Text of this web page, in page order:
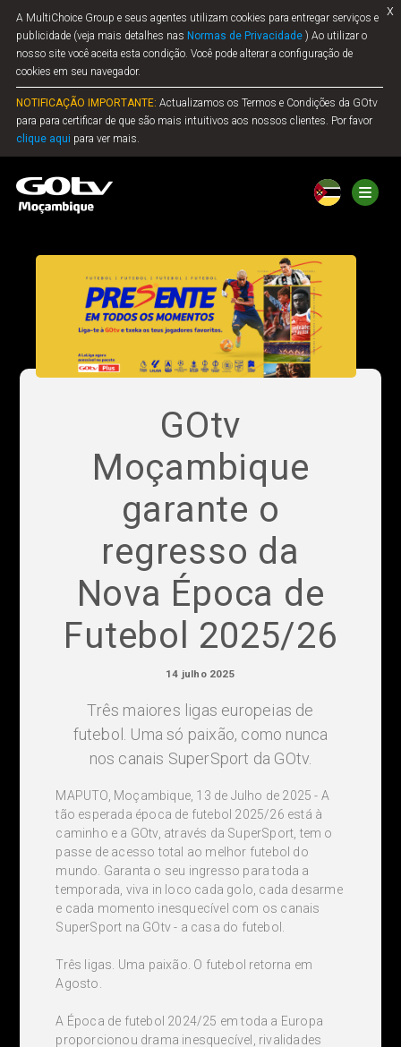
A MultiChoice Group e seus agentes utilizam cookies para entregar serviços e
publicidade (veja mais detalhes nas Normas de Privacidade ) Ao utilizar o
nosso site você aceita esta condição. Você pode alterar a configuração de
cookies em seu navegador.
NOTIFICAÇÃO IMPORTANTE: Actualizamos os Termos e Condições da GOtv
para para certificar de que são mais intuitivos aos nossos clientes. Por favor
clique aqui para ver mais.
x
GOtv
Moçambique
garante o
regresso da
Nova Época de
Futebol 2025/26
14 julho 2025
Três maiores ligas europeias de
futebol. Uma só paixão, como nunca
nos canais SuperSport da GOtv.
MAPUTO, Moçambique, 13 de Julho de 2025 - A
tão esperada época de futebol 2025/26 está à
caminho e a GOtv, através da SuperSport, tem o
passe de acesso total ao melhor futebol do
mundo. Garanta o seu ingresso para toda a
temporada, viva in loco cada golo, cada desarme
e cada momento inesquecível com os canais
SuperSport na GOtv - a casa do futebol.
Três ligas. Uma paixão. O futebol retorna em
Agosto.
A Época de futebol 2024/25 em toda a Europa
proporcionou drama inesquecível, rivalidades